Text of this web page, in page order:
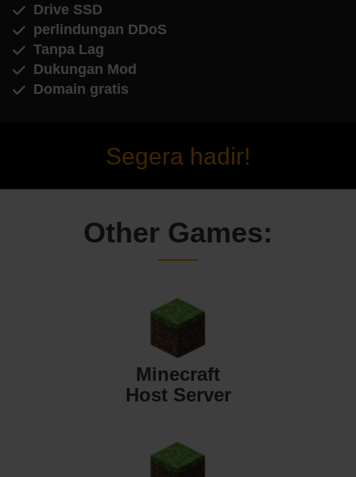
Drive SSD
perlindungan DDoS
Tanpa Lag
Dukungan Mod
Domain gratis
Segera hadir!
Other Games:
Minecraft
Host Server